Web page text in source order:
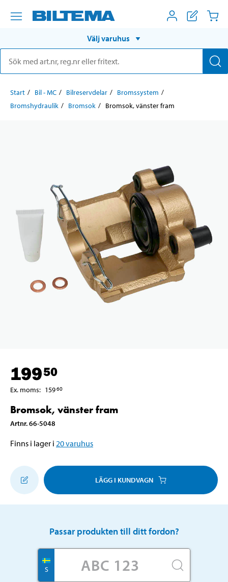
Välj varuhus
Start Bil - MC Bilreservdelar
Bromssystem
Bromshydraulik
Bromsok Bromsok, vänster fram
19950
Ex. moms: 15960
Bromsok, vänster fram
Artnr.66-5048
Finns i lager i 20varuhus
LÄGG I KUNDVAGN
Passar produkten till ditt fordon?
S